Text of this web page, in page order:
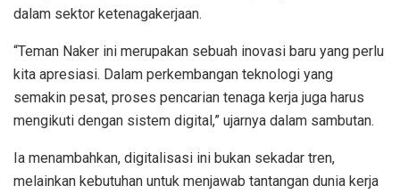
dalam sektor ketenagakerjaan.
“Teman Naker ini merupakan sebuah inovasi baru yang perlu
kita apresiasi. Dalam perkembangan teknologi yang
semakin pesat, proses pencarian tenaga kerja juga harus
mengikuti dengan sistem digital,” ujarnya dalam sambutan.
Ia menambahkan, digitalisasi ini bukan sekadar tren,
melainkan kebutuhan untuk menjawab tantangan dunia kerja